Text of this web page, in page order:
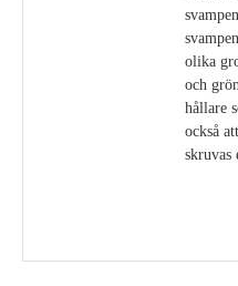
olika
och
hållare
också
skruvas